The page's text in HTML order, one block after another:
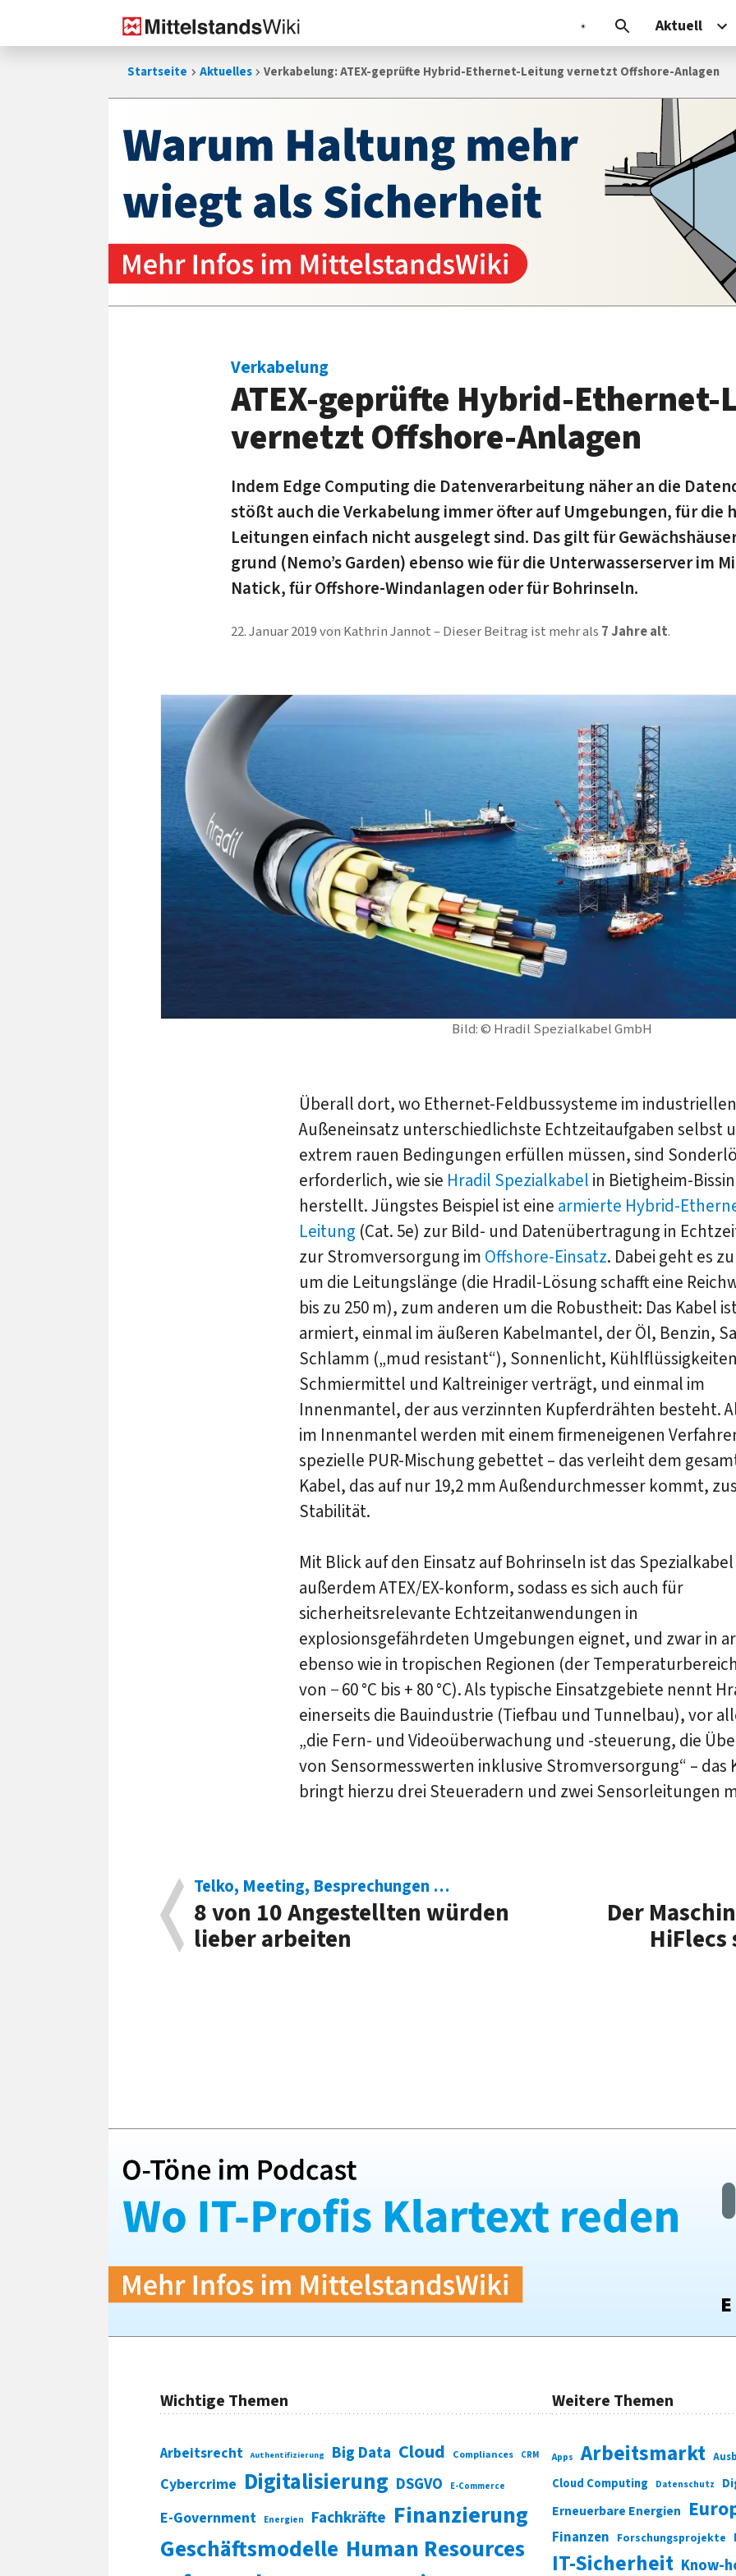
Aktuell
Startseite Aktuelles Verkabelung: ATEX-geprüfte Hybrid-Ethernet-Leitung vernetzt Off­shore-Anlagen
Bild: © Hradil Spezialkabel GmbH
Verkabelung
ATEX-geprüfte Hybrid-Ethernet-
vernetzt Off­shore-Anlagen
Indem Edge Computing die Daten­verarbeitung näher an die
stößt auch die Ver­ka­be­lung immer öfter auf Um­g­ebun­gen, für die
Lei­tungen ein­fach nicht aus­ge­legt sind. Das gilt für
grund (Nemo’s Garden) ebenso wie für die Unter­wasser­server im
Natick, für Off­shore-Wind­anlagen oder für Bohri­nseln.
22. Januar 2019von Kathrin Jannot Dieser Beitrag ist mehr als 7 Jahre alt.
Überall dort, wo Ethernet-Feldbussysteme im industriellen
Außeneinsatz unterschiedlichste Echtzeitaufgaben selbst
extrem rauen Bedingungen erfüllen müssen, sind
erforderlich, wie sie Hradil Spezialkabel in Bietigheim-
herstellt. Jüngstes Beispiel ist eine armierte Hybrid-
Leitung (Cat. 5e) zur Bild- und Datenübertragung in
zur Stromversorgung im Offshore-Einsatz. Dabei geht es
um die Leitungslänge (die Hradil-Lösung schafft eine
bis zu 250 m), zum anderen um die Robustheit: Das Kabel
armiert, einmal im äußeren Kabelmantel, der Öl, Benzin,
Schlamm („mud resistant“), Sonnenlicht,
Schmiermittel und Kaltreiniger verträgt, und einmal im
Innenmantel, der aus verzinnten Kupferdrähten besteht.
im Innenmantel werden mit einem firmeneigenen
spezielle PUR-Mischung gebettet – das verleiht dem
Kabel, das auf nur 19,2 mm Außendurchmesser kommt,
Stabilität.
Mit Blick auf den Einsatz auf Bohrinseln ist das Spezialkabel
außerdem ATEX/EX-konform, sodass es sich auch für
sicherheitsrelevante Echtzeitanwendungen in
explosionsgefährdeten Umgebungen eignet, und zwar in
ebenso wie in tropischen Regionen (der
von − 60 °C bis + 80 °C). Als typische Einsatzgebiete nennt
einerseits die Bauindustrie (Tiefbau und Tunnelbau), vor
„die Fern- und Videoüberwachung und -steuerung, die
von Sensormesswerten inklusive Stromversorgung“ – das
bringt hierzu drei Steueradern und zwei Sensorleitungen
Telko, Meeting, Besprechungen …
8 von 10 An­ge­stell­ten würden
lieber arbeiten
Der
HiFlecs
Wichtige Themen
Arbeitsrecht Authentifizierung Big Data Cloud Compliances CRM
Cybercrime Digitalisierung DSGVO E-Commerce
E-Government Energien Fachkräfte Finanzierung
Geschäftsmodelle Human Resources
Weitere Themen
Apps Arbeitsmarkt
Cloud Computing Datenschutz
Erneuerbare Energien
Finanzen Forschungsprojekte
IT-Sicherheit Know-